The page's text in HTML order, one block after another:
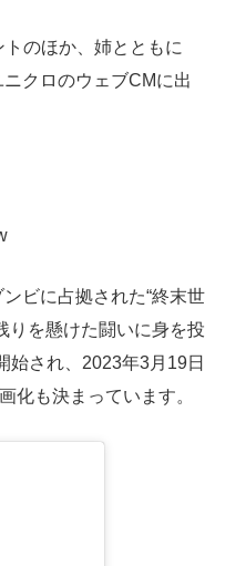
のほか、姉とともに
クロのウェブCMに出
ビに占拠された“終末世
りを懸けた闘いに身を投
始され、2023年3月19日
化も決まっています。